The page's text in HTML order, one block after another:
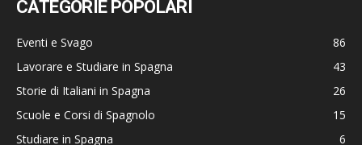
CATEGORIE POPOLARI
Eventi e Svago
86
Lavorare e Studiare in Spagna
43
Storie di Italiani in Spagna
26
Scuole e Corsi di Spagnolo
15
Studiare in Spagna
6